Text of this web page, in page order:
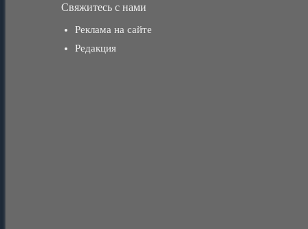
Свяжитесь с нами
Реклама на сайте
Редакция